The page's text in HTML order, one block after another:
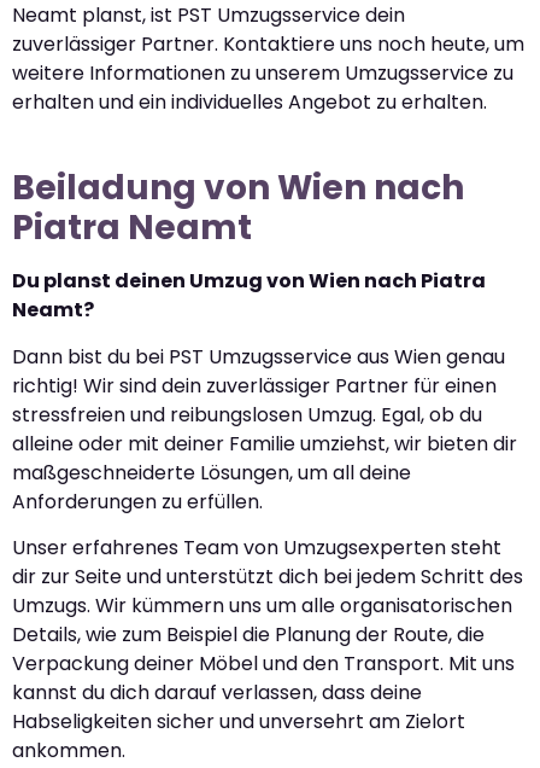
Neamt planst, ist PST Umzugsservice dein
zuverlässiger Partner. Kontaktiere uns noch heute, um
weitere Informationen zu unserem Umzugsservice zu
erhalten und ein individuelles Angebot zu erhalten.
Beiladung von Wien nach
Piatra Neamt
Du planst deinen Umzug von Wien nach Piatra
Neamt?
Dann bist du bei PST Umzugsservice aus Wien genau
richtig! Wir sind dein zuverlässiger Partner für einen
stressfreien und reibungslosen Umzug. Egal, ob du
alleine oder mit deiner Familie umziehst, wir bieten dir
maßgeschneiderte Lösungen, um all deine
Anforderungen zu erfüllen.
Unser erfahrenes Team von Umzugsexperten steht
dir zur Seite und unterstützt dich bei jedem Schritt des
Umzugs. Wir kümmern uns um alle organisatorischen
Details, wie zum Beispiel die Planung der Route, die
Verpackung deiner Möbel und den Transport. Mit uns
kannst du dich darauf verlassen, dass deine
Habseligkeiten sicher und unversehrt am Zielort
ankommen.